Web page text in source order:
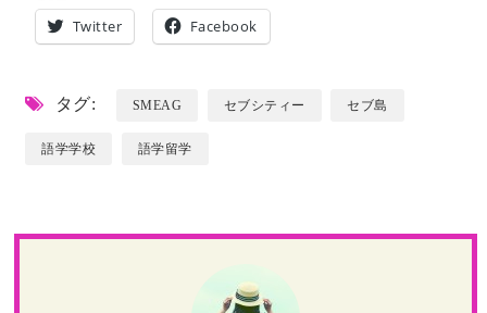
Twitter Facebook
タグ: SMEAG セブシティー セブ島
語学学校 語学留学